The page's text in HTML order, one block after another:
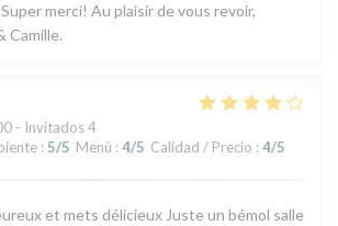
merci! Au plaisir de vous revoir,
Camille.
- Invitados 4
: 5/5 Menú : 4/5 Calidad / Precio : 4/5
et mets délicieux Juste un bémol salle